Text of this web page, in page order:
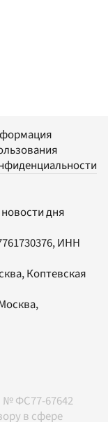
дня
ИНН
Коптевская
,
№ ФС77-67642
в сфере